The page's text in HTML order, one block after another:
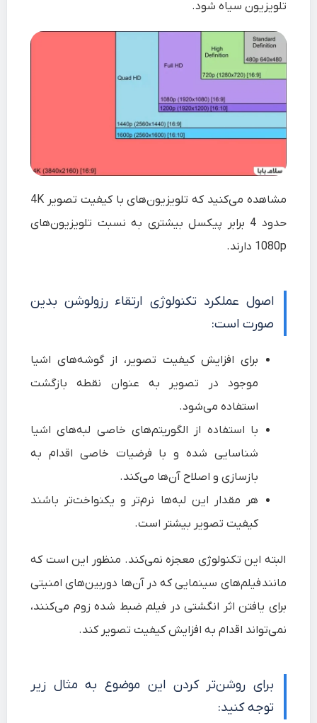
تلویزیون سیاه شود.
مشاهده می‌کنید که تلویزیون‌های با کیفیت تصویر 4K
حدود 4 برابر پیکسل بیشتری به نسبت تلویزیون‌های
1080p دارند.
اصول عملکرد تکنولوژی ارتقاء رزولوشن بدین
صورت است:
برای افزایش کیفیت تصویر، از گوشه‌های اشیا
موجود در تصویر به عنوان نقطه بازگشت
استفاده می‌شود.
با استفاده از الگوریتم‌های خاصی لبه‌های اشیا
شناسایی شده و با فرضیات خاصی اقدام به
بازسازی و اصلاح آن‌ها می‌کند.
هر مقدار این لبه‌ها نرم‌تر و یکنواخت‌تر باشند
کیفیت تصویر بیشتر است.
البته این تکنولوژی معجزه نمی‌کند. منظور این است که
مانند فیلم‌های سینمایی که در آن‌ها دوربین‌های امنیتی
برای یافتن اثر انگشتی در فیلم ضبط شده زوم می‌کنند،
نمی‌تواند اقدام به افزایش کیفیت تصویر کند.
برای روشن‌تر کردن این موضوع به مثال زیر
توجه کنید: